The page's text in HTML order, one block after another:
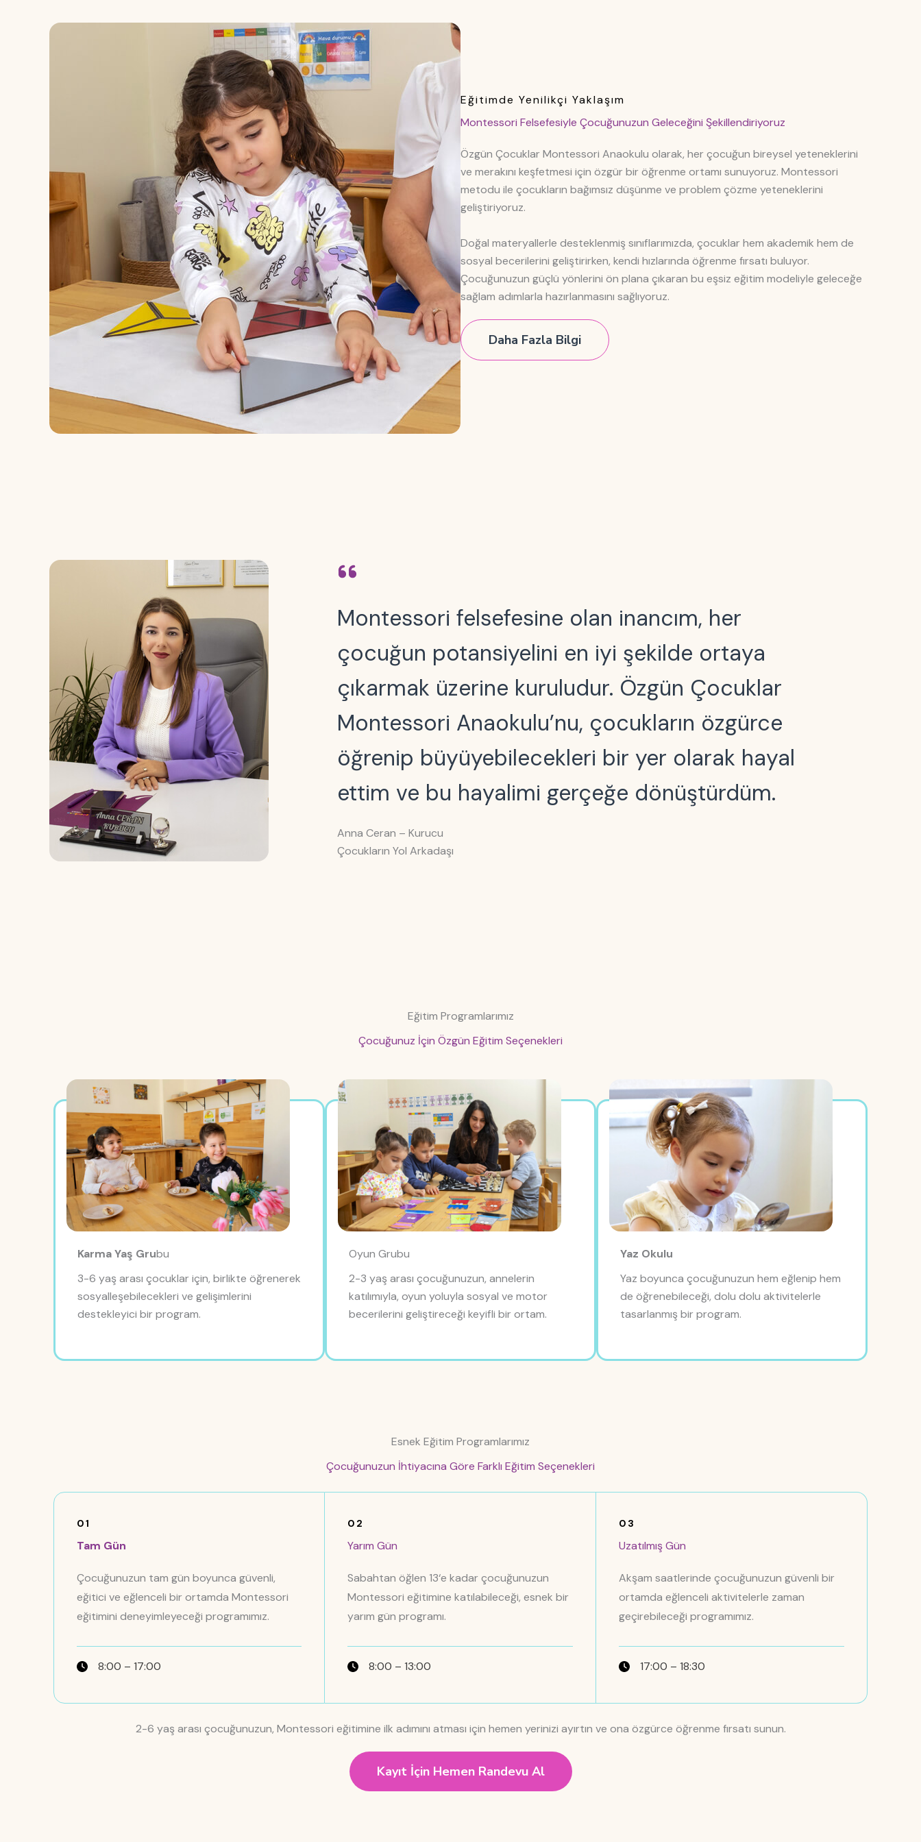
Eğitimde Yenilikçi Yaklaşım
Montessori Felsefesiyle Çocuğunuzun Geleceğini Şekillendiriyoruz
Özgün Çocuklar Montessori Anaokulu olarak, her çocuğun bireysel yeteneklerini
ve merakını keşfetmesi için özgür bir öğrenme ortamı sunuyoruz. Montessori
metodu ile çocukların bağımsız düşünme ve problem çözme yeteneklerini
geliştiriyoruz.
Doğal materyallerle desteklenmiş sınıflarımızda, çocuklar hem akademik hem de
sosyal becerilerini geliştirirken, kendi hızlarında öğrenme fırsatı buluyor.
Çocuğunuzun güçlü yönlerini ön plana çıkaran bu eşsiz eğitim modeliyle geleceğe
sağlam adımlarla hazırlanmasını sağlıyoruz.
Daha Fazla Bilgi
Montessori felsefesine olan inancım, her
çocuğun potansiyelini en iyi şekilde ortaya
çıkarmak üzerine kuruludur. Özgün Çocuklar
Montessori Anaokulu’nu, çocukların özgürce
öğrenip büyüyebilecekleri bir yer olarak hayal
ettim ve bu hayalimi gerçeğe dönüştürdüm.
Anna Ceran – Kurucu
Çocukların Yol Arkadaşı
Eğitim Programlarımız
Çocuğunuz İçin Özgün Eğitim Seçenekleri
Karma Yaş Grubu
3-6 yaş arası çocuklar için, birlikte öğrenerek
sosyalleşebilecekleri ve gelişimlerini
destekleyici bir program.
Oyun Grubu
2-3 yaş arası çocuğunuzun, annelerin
katılımıyla, oyun yoluyla sosyal ve motor
becerilerini geliştireceği keyifli bir ortam.
Yaz Okulu
Yaz boyunca çocuğunuzun hem eğlenip hem
de öğrenebileceği, dolu dolu aktivitelerle
tasarlanmış bir program.
Esnek Eğitim Programlarımız
Çocuğunuzun İhtiyacına Göre Farklı Eğitim Seçenekleri
01
Tam Gün
Çocuğunuzun tam gün boyunca güvenli,
eğitici ve eğlenceli bir ortamda Montessori
eğitimini deneyimleyeceği programımız.
8:00 – 17:00
02
Yarım Gün
Sabahtan öğlen 13‘e kadar çocuğunuzun
Montessori eğitimine katılabileceği, esnek bir
yarım gün programı.
8:00 – 13:00
03
Uzatılmış Gün
Akşam saatlerinde çocuğunuzun güvenli bir
ortamda eğlenceli aktivitelerle zaman
geçirebileceği programımız.
17:00 – 18:30
2-6 yaş arası çocuğunuzun, Montessori eğitimine ilk adımını atması için hemen yerinizi ayırtın ve ona özgürce öğrenme fırsatı sunun.
Kayıt İçin Hemen Randevu Al